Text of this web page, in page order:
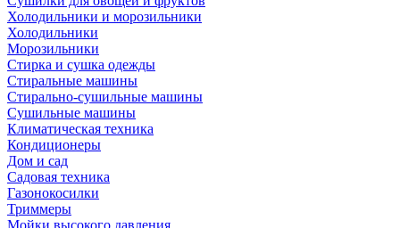
Холодильники и морозильники
Холодильники
Морозильники
Стирка и сушка одежды
Стиральные машины
Стирально-сушильные машины
Сушильные машины
Климатическая техника
Кондиционеры
Дом и сад
Садовая техника
Газонокосилки
Триммеры
Мойки высокого давления